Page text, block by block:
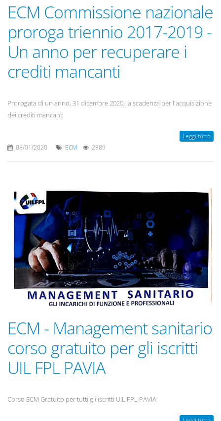
ECM Commissione nazionale
proroga triennio 2017-2019 -
Un anno per recuperare i
crediti mancanti
Prorogata di un anno, 31 dicembre 2020, la scadenza per l'acquisizione
dei crediti mancanti
Leggi tutto
08/01/2020 ECM 2889
ECM - Management sanitario
corso gratuito per gli iscritti
UIL FPL PAVIA
Corso ECM Gratuito per tutti gli iscritti UIL FPL PAVIA